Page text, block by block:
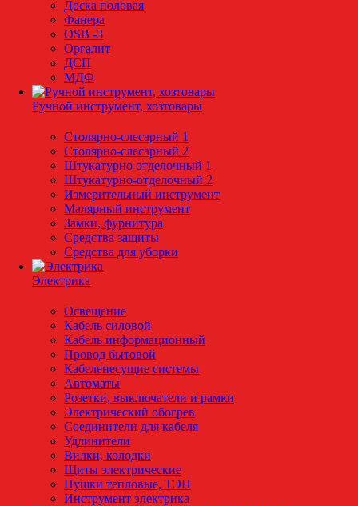
Доска половая
Фанера
OSB -3
Оргалит
ДСП
МДФ
Ручной инструмент, хозтовары
Столярно-слесарный 1
Столярно-слесарный 2
Штукатурно отделочный 1
Штукатурно-отделочный 2
Измерительный инструмент
Малярный инструмент
Замки, фурнитура
Средства защиты
Средства для уборки
Электрика
Освещение
Кабель силовой
Кабель информационный
Провод бытовой
Кабеленесущие системы
Автоматы
Розетки, выключатели и рамки
Электрический обогрев
Соединители для кабеля
Удлинители
Вилки, колодки
Щиты электрические
Пушки тепловые, ТЭН
Инструмент электрика